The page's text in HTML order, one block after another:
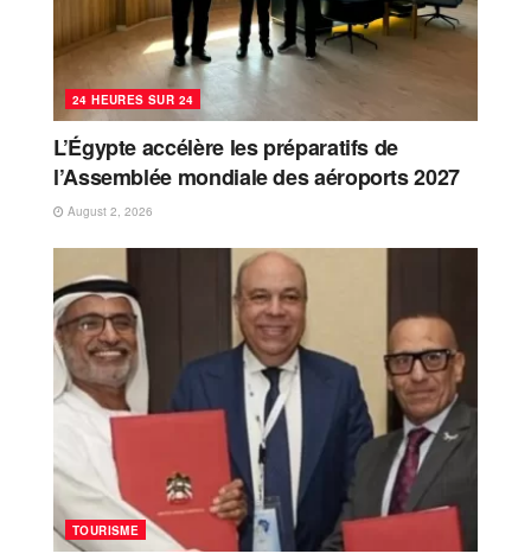
24 HEURES SUR 24
L’Égypte accélère les préparatifs de
l’Assemblée mondiale des aéroports 2027
August 2, 2026
TOURISME